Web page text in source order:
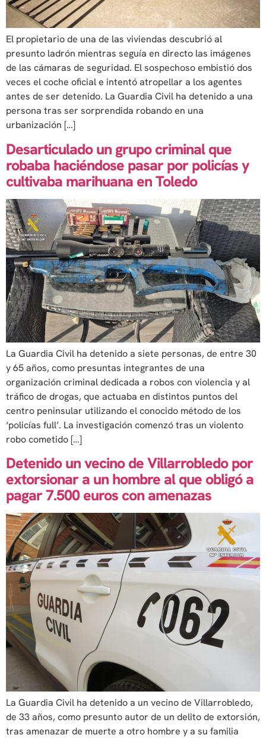
El propietario de una de las viviendas descubrió al
presunto ladrón mientras seguía en directo las imágenes
de las cámaras de seguridad. El sospechoso embistió dos
veces el coche oficial e intentó atropellar a los agentes
antes de ser detenido. La Guardia Civil ha detenido a una
persona tras ser sorprendida robando en una
urbanización […]
Desarticulado un grupo criminal que
robaba haciéndose pasar por policías y
cultivaba marihuana en Toledo
La Guardia Civil ha detenido a siete personas, de entre 30
y 65 años, como presuntas integrantes de una
organización criminal dedicada a robos con violencia y al
tráfico de drogas, que actuaba en distintos puntos del
centro peninsular utilizando el conocido método de los
‘policías full’. La investigación comenzó tras un violento
robo cometido […]
Detenido un vecino de Villarrobledo por
extorsionar a un hombre al que obligó a
pagar 7.500 euros con amenazas
La Guardia Civil ha detenido a un vecino de Villarrobledo,
de 33 años, como presunto autor de un delito de extorsión,
tras amenazar de muerte a otro hombre y a su familia